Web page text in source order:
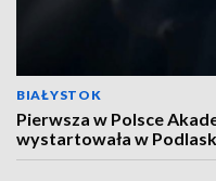
BIAŁYSTOK
Pierwsza w Polsce
wystartowała w